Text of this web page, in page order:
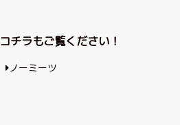
ー
コチラもご覧ください！
ノーミーツ